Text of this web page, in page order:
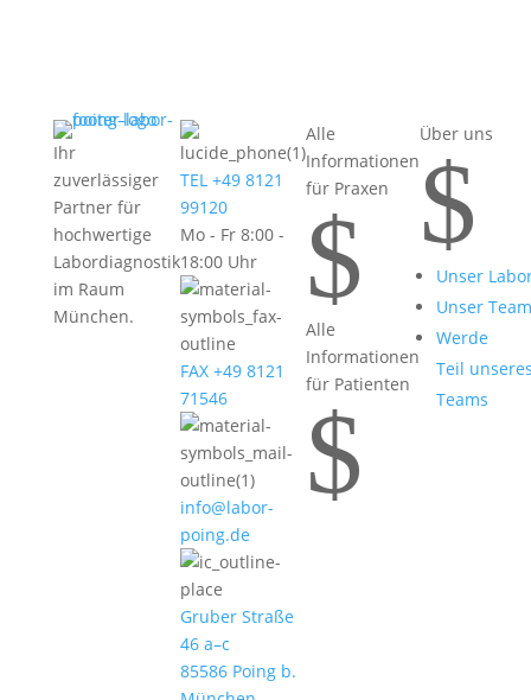
Ihr
zuverlässiger
Partner für
hochwertige
Labordiagnostik
im Raum
München.
TEL +49 8121
99120
Mo - Fr 8:00 -
18:00 Uhr
FAX +49 8121
71546
info@labor-
poing.de
Gruber Straße
46 a–c
85586 Poing b.
Alle
Informationen
für Praxen
$
Alle
Informationen
für Patienten
$
Über uns
$
Unser
Unser Team
Werde
Teil
Teams